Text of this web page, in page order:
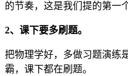
的节奏，这是我们提的第一
2、课下要多刷题。
把物理学好，多做习题演练
霸，课下都在刷题。